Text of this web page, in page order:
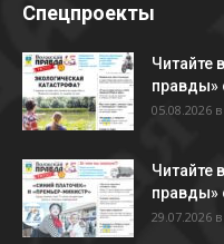
Спецпроекты
Читайте
правды»
05.08.2026
Читайте
правды»
29.07.2026